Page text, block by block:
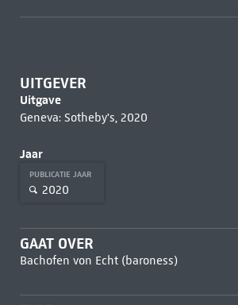
UITGEVER
Uitgave
Geneva: Sotheby's, 2020
Jaar
PUBLICATIE JAAR
2020
GAAT OVER
Bachofen von Echt (baroness)